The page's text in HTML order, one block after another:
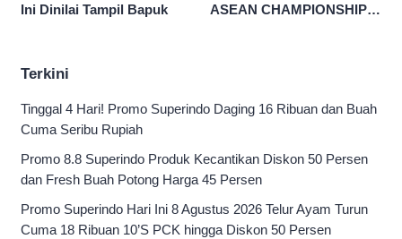
Ini Dinilai Tampil Bapuk
ASEAN CHAMPIONSHIP
Terkini
Tinggal 4 Hari! Promo Superindo Daging 16 Ribuan dan Buah
Cuma Seribu Rupiah
Promo 8.8 Superindo Produk Kecantikan Diskon 50 Persen
dan Fresh Buah Potong Harga 45 Persen
Promo Superindo Hari Ini 8 Agustus 2026 Telur Ayam Turun
Cuma 18 Ribuan 10’S PCK hingga Diskon 50 Persen